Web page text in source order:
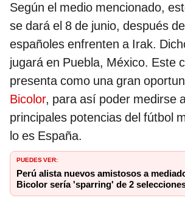
Según el medio mencionado,
se dará el 8 de junio, después
españoles enfrenten a Irak.
jugará en Puebla, México. Este
presenta como una gran
Bicolor, para así poder medirse
principales potencias del fútbol
lo es España.
PUEDES VER:
Perú alista nuevos amistosos a
Bicolor sería 'sparring' de 2